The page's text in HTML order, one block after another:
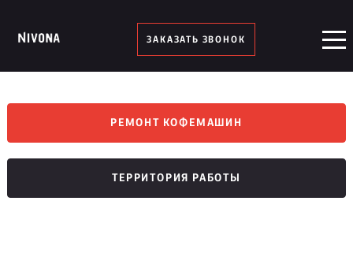
ЗАКАЗАТЬ ЗВОНОК
РЕМОНТ КОФЕМАШИН
ТЕРРИТОРИЯ РАБОТЫ